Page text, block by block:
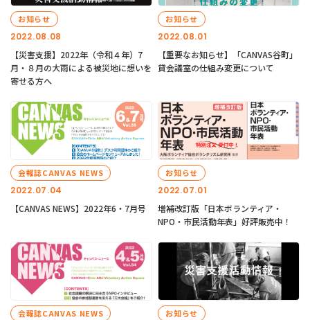
2022.08.08
お知らせ
【災害支援】2022年（令和４年）7
月・８月の大雨による被災地に想いを
寄せる方へ
2022.08.01
お知らせ
【重要なお知らせ】「CANVAS谷町」
貸会議室の仕組み変更について
2022.07.04
会報誌CANVAS NEWS
【CANVAS NEWS】2022年6・7月号
2022.07.01
お知らせ
増補改訂版「日本ボランティア・
NPO・市民活動年表」好評販売中！
会報誌CANVAS NEWS お知らせ